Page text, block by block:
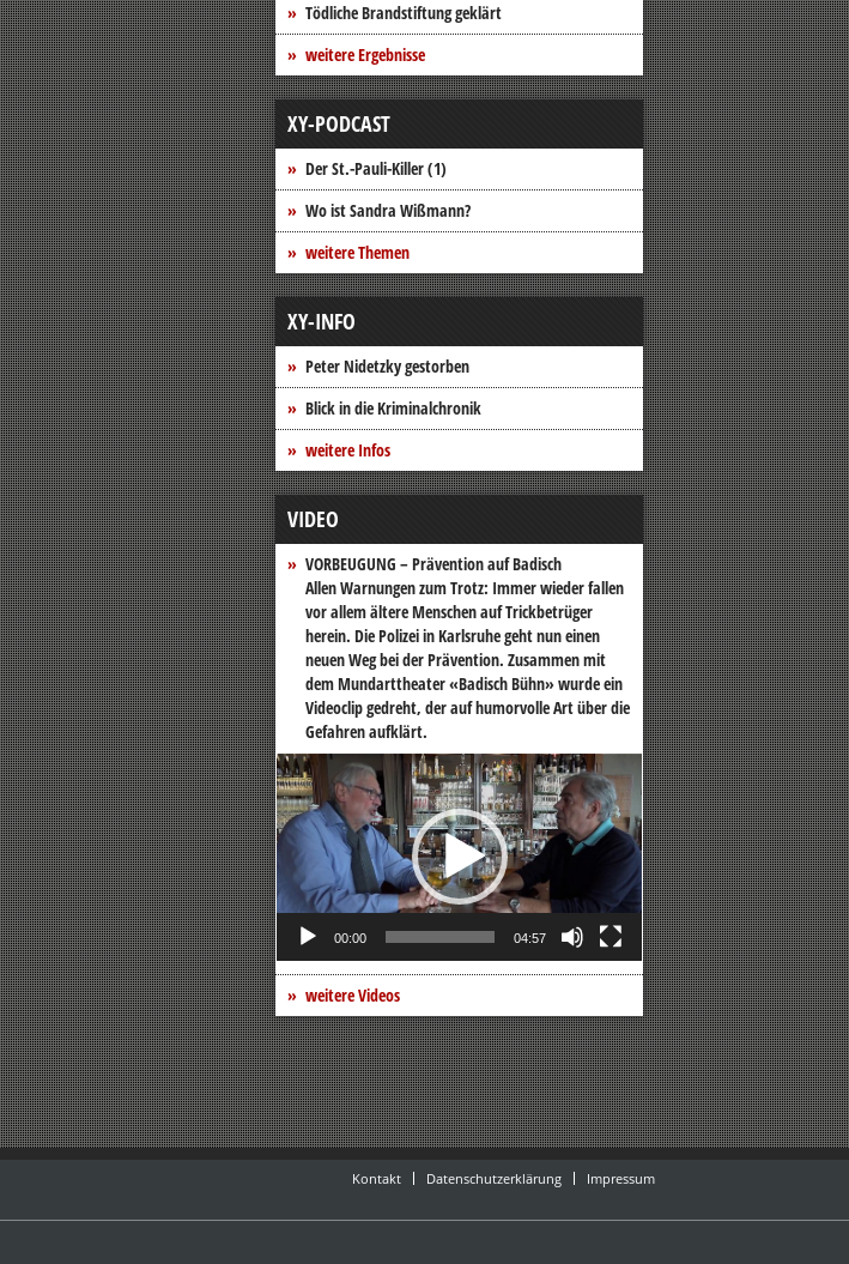
Tödliche Brandstiftung geklärt
weitere Ergebnisse
XY-PODCAST
Der St.-Pauli-Killer (1)
Wo ist Sandra Wißmann?
weitere Themen
XY-INFO
Peter Nidetzky gestorben
Blick in die Kriminalchronik
weitere Infos
VIDEO
VORBEUGUNG – Prävention auf Badisch
Allen Warnungen zum Trotz: Immer wieder fallen
vor allem ältere Menschen auf Trickbetrüger
herein. Die Polizei in Karlsruhe geht nun einen
neuen Weg bei der Prävention. Zusammen mit
dem Mundarttheater «Badisch Bühn» wurde ein
Videoclip gedreht, der auf humorvolle Art über die
Gefahren aufklärt.
Video-
Player
00:00 04:57
weitere Videos
Kontakt Datenschutzerklärung Impressum